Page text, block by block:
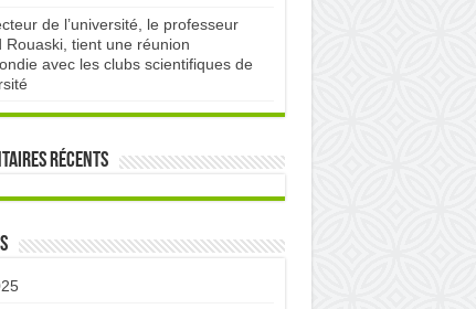
de l’université, le professeur
Rouaski, tient une réunion
avec les clubs scientifiques de
récents